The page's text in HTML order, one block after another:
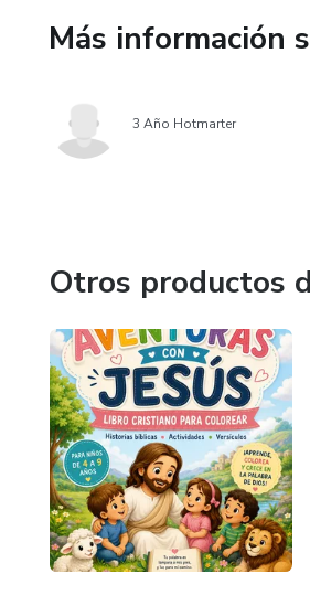
​Dejar
Más información
3 Año Hotmarter
Otros productos